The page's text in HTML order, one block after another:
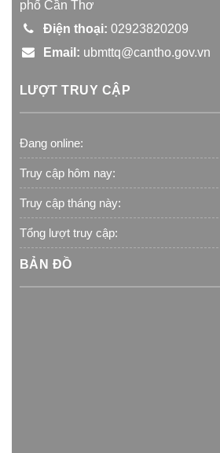
phố Cần Thơ
Điện thoại: 02923820209
Email: ubmttq@cantho.gov.vn
LƯỢT TRUY CẬP
Đang online:
Truy cập hôm nay:
Truy cập tháng này:
Tổng lượt truy cập:
BẢN ĐỒ